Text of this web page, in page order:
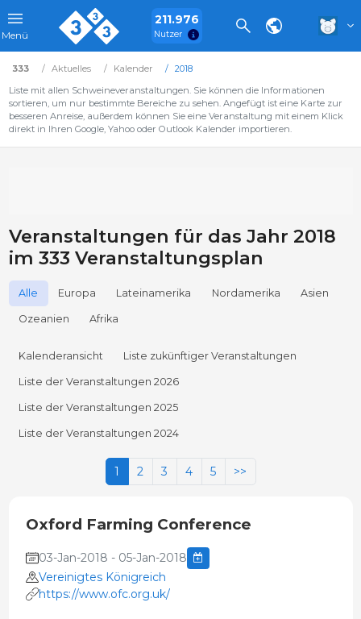
Menü
211.976
Nutzer
333 Aktuelles Kalender
2018
Liste mit allen Schweineveranstaltungen. Sie können die Informationen
sortieren, um nur bestimmte Bereiche zu sehen. Angefügt ist eine Karte zur
besseren Anreise, außerdem können Sie eine Veranstaltung mit einem Klick
direkt in Ihren Google, Yahoo oder Outlook Kalender importieren.
Veranstaltungen für das Jahr 2018
im 333 Veranstaltungsplan
Alle Europa Lateinamerika Nordamerika Asien
Ozeanien Afrika
Kalenderansicht Liste zukünftiger Veranstaltungen
Liste der Veranstaltungen 2026
Liste der Veranstaltungen 2025
Liste der Veranstaltungen 2024
1 2 3 4 5 >>
Oxford Farming Conference
03-Jan-2018 - 05-Jan-2018
Vereinigtes Königreich
https://www.ofc.org.uk/